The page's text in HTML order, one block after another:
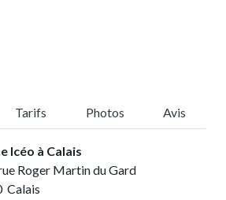
Tarifs Photos Avis
Icéo à Calais
Roger Martin du Gard
Calais